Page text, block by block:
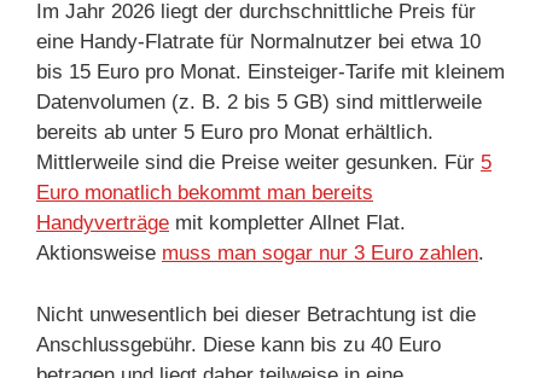
Im Jahr 2026 liegt der durchschnittliche Preis für
eine Handy-Flatrate für Normalnutzer bei etwa 10
bis 15 Euro pro Monat. Einsteiger-Tarife mit kleinem
Datenvolumen (z. B. 2 bis 5 GB) sind mittlerweile
bereits ab unter 5 Euro pro Monat erhältlich.
Mittlerweile sind die Preise weiter gesunken. Für 5
Euro monatlich bekommt man bereits
Handyverträge mit kompletter Allnet Flat.
Aktionsweise muss man sogar nur 3 Euro zahlen.
Nicht unwesentlich bei dieser Betrachtung ist die
Anschlussgebühr. Diese kann bis zu 40 Euro